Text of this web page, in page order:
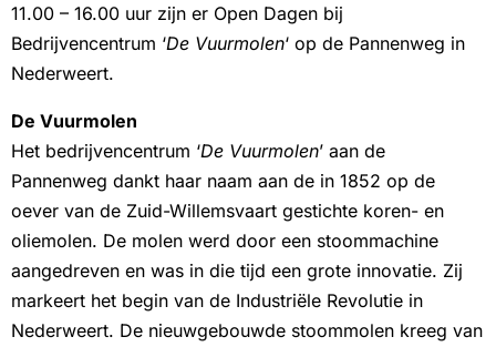
11.00 – 16.00 uur zijn er Open Dagen bij
Bedrijvencentrum ‘De Vuurmolen‘ op de Pannenweg in
Nederweert.
De Vuurmolen
Het bedrijvencentrum ‘De Vuurmolen’ aan de
Pannenweg dankt haar naam aan de in 1852 op de
oever van de Zuid-Willemsvaart gestichte koren- en
oliemolen. De molen werd door een stoommachine
aangedreven en was in die tijd een grote innovatie. Zij
markeert het begin van de Industriële Revolutie in
Nederweert. De nieuwgebouwde stoommolen kreeg van